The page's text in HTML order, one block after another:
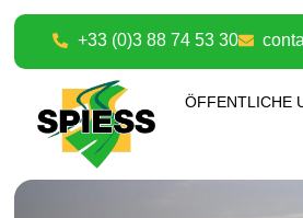
+33 (0)3 88 74 53 30
ÖFFENTLICHE